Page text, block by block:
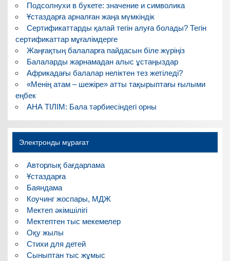
Подсолнухи в букете: значение и символика
Ұстаздарға арналған жаңа мүмкіндік
Сертификаттарды қалай тегін алуға болады? Тегін
сертификаттар мұғалімдерге
Жаңғақтың балаларға пайдасын біле жүріңіз
Балаларды жарнамадан алыс ұстаңыздар
Африкадағы балалар неліктен тез жетіледі?
«Менің атам – шежіре» атты тақырыптағы ғылыми
еңбек
АНА ТІЛІМ: Бала тәрбиесіндегі орны
Электронды мұрағат
Авторлық бағдарлама
Ұстаздарға
Баяндама
Коучинг жоспары, МДЖ
Мектеп әкімшілігі
Мектептен тыс мекемелер
Оқу жылы
Стихи для детей
Сыныптан тыс жұмыс